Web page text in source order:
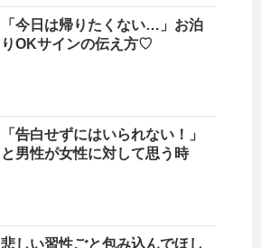
「今日は帰りたくない…」お泊
りOKサインの伝え方♡
「告白せずにはいられない！」
と男性が女性に対して思う時
悲しい習性ごと包み込んでほし